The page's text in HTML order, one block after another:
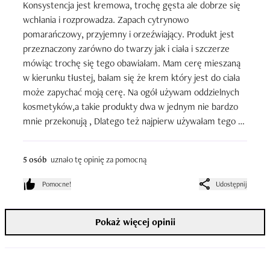
Konsystencja jest kremowa, trochę gęsta ale dobrze się
wchłania i rozprowadza. Zapach cytrynowo
pomarańczowy, przyjemny i orzeźwiający. Produkt jest
przeznaczony zarówno do twarzy jak i ciała i szczerze
mówiąc trochę się tego obawiałam. Mam cerę mieszaną
w kierunku tłustej, bałam się że krem który jest do ciała
może zapychać moją cerę. Na ogół używam oddzielnych
kosmetyków,a takie produkty dwa w jednym nie bardzo
mnie przekonują , Dlatego też najpierw używałam tego
lekkim niepokojem wylądował też na twarzy . Okazało się,
że moje obawy były niepotrzebne, bo w sumie używam
go codziennie właśnie na twarz i jestem zadowolona . Nie
zapycha, wygładza, nawilża.No i ta magia z kolorytem jest
na prawdę zaskakująca. W słoiczku krem wygląda na
całkiem zwyczajny,a gdy go weźmiemy w dłonie i
5 osób uznało tę opinię za pomocną
Pomocne! Udostępnij
Pokaż więcej opinii